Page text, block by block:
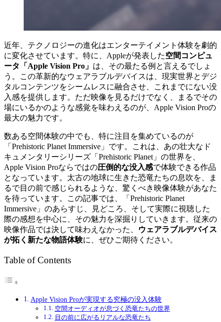
近年、テクノロジーの進化はエンターテイメント体験を劇的
に変化させています。特に、Appleが発表した空間コンピュ
ータ「Apple Vision Pro」 は、その最たる例と言えるでしょ
う。この革新的なウェアラブルデバイスは、現実世界とデジ
タルコンテンツをシームレスに融合させ、これまでにない没
入感を提供します。ただ映像を見るだけでなく、まるでその
場にいるかのような感覚を味わえるのが、Apple Vision Proの
最大の魅力です。
数ある空間体験の中でも、特に注目を集めているのが
「Prehistoric Planet Immersive」です。これは、あの壮大なド
キュメンタリーシリーズ「Prehistoric Planet」の世界を、
Apple Vision Proならではの圧倒的な没入感で体験できる作品
となっています。太古の地球に生きた恐竜たちの息吹を、ま
るで目の前で感じられるような、驚くべき映像体験があなた
を待っています。この記事では、「Prehistoric Planet
Immersive」のあらすじ、見どころ、そして実際に視聴した
際の感想を中心に、その魅力を深掘りしていきます。従来の
映像作品では決して味わえなかった、
ウェアラブルデバイス
が拓く新たな物語体験に、ぜひご期待ください。
Table of Contents
Apple Vision Proが実現する究極の没入体験
空間オーディオが息づく恐竜たちの世界
目の前に広がるリアルな恐竜たち